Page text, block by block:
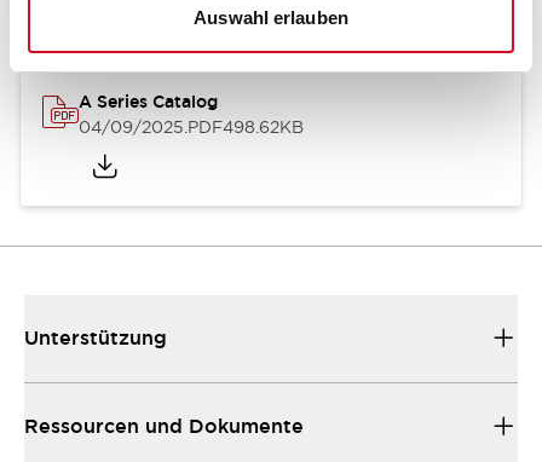
Auswahl erlauben
A Series Catalog
04/09/2025.PDF498.62KB
Unterstützung
Ressourcen und Dokumente